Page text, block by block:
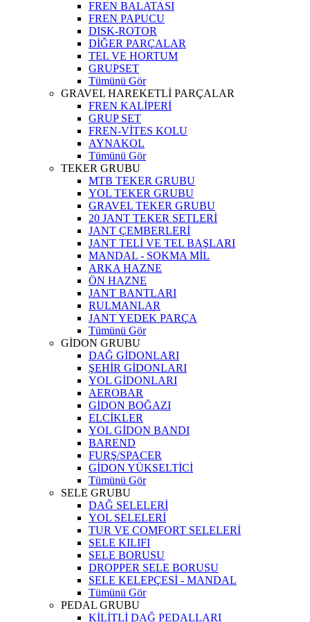
FREN BALATASI
FREN PAPUCU
DISK-ROTOR
DİĞER PARÇALAR
TEL VE HORTUM
GRUPSET
Tümünü Gör
GRAVEL HAREKETLİ PARÇALAR
FREN KALİPERİ
GRUP SET
FREN-VİTES KOLU
AYNAKOL
Tümünü Gör
TEKER GRUBU
MTB TEKER GRUBU
YOL TEKER GRUBU
GRAVEL TEKER GRUBU
20 JANT TEKER SETLERİ
JANT ÇEMBERLERİ
JANT TELİ VE TEL BAŞLARI
MANDAL - SOKMA MİL
ARKA HAZNE
ÖN HAZNE
JANT BANTLARI
RULMANLAR
JANT YEDEK PARÇA
Tümünü Gör
GİDON GRUBU
DAĞ GİDONLARI
ŞEHİR GİDONLARI
YOL GİDONLARI
AEROBAR
GİDON BOĞAZI
ELCİKLER
YOL GİDON BANDI
BAREND
FURŞ/SPACER
GİDON YÜKSELTİCİ
Tümünü Gör
SELE GRUBU
DAĞ SELELERİ
YOL SELELERİ
TUR VE COMFORT SELELERİ
SELE KILIFI
SELE BORUSU
DROPPER SELE BORUSU
SELE KELEPÇESİ - MANDAL
Tümünü Gör
PEDAL GRUBU
KİLİTLİ DAĞ PEDALLARI